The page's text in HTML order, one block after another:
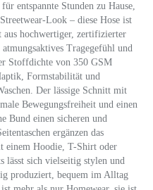
entspannte Stunden zu Hause,
Look – diese Hose ist
hochwertiger, zertifizierter
Tragegefühl und
Stoffdichte von 350 GSM
Formstabilität und
Der lässige Schnitt mit
Bewegungsfreiheit und einen
Bund einen sicheren und
ergänzen das
einem Hoodie, T-Shirt oder
lässt sich vielseitig stylen und
produziert, bequem im Alltag